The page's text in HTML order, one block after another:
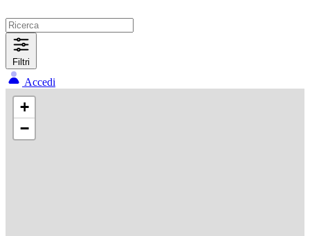
Filtri
Accedi
+
−